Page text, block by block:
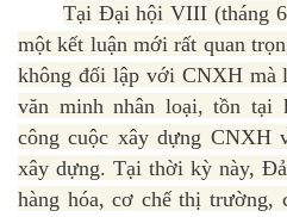
Tại Đại hội VIII (tháng
một kết luận mới rất quan
không đối lập với CNXH mà
văn minh nhân loại, tồn tại
công cuộc xây dựng CNXH
xây dựng. Tại thời kỳ này,
hàng hóa, cơ chế thị trường,